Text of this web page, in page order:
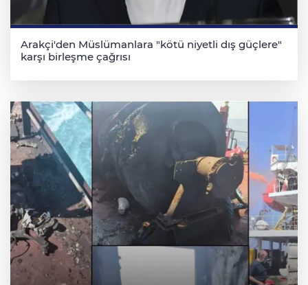
Arakçi'den Müslümanlara "kötü niyetli dış güçlere"
karşı birleşme çağrısı